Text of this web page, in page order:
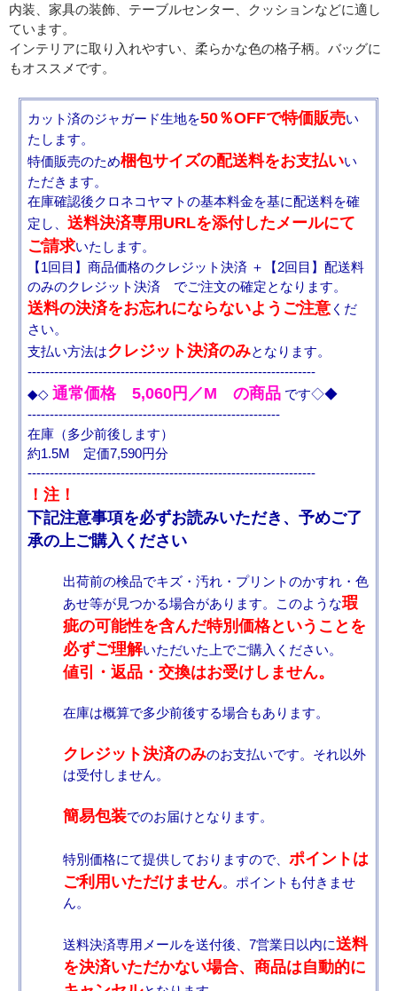
内装、家具の装飾、テーブルセンター、クッションなどに適し
ています。
インテリアに取り入れやすい、柔らかな色の格子柄。バッグに
もオススメです。
カット済のジャガード生地を50％OFFで特価販売い
たします。
特価販売のため梱包サイズの配送料をお支払いい
ただきます。
在庫確認後クロネコヤマトの基本料金を基に配送料を確
定し、 送料決済専用URLを添付したメールにて
ご請求いたします。
【1回目】商品価格のクレジット決済 ＋【2回目】配送料
のみのクレジット決済 でご注文の確定となります。
送料の決済をお忘れにならないようご注意くだ
さい。
支払い方法はクレジット決済のみとなります。
-----------------------------------------------------------------
◆◇ 通常価格 5,060円／M の商品です◇◆
---------------------------------------------------------
在庫（多少前後します）
約1.5M 定価7,590円分
-----------------------------------------------------------------
！注！
下記注意事項を必ずお読みいただき、予めご了
承の上ご購入ください
出荷前の検品でキズ・汚れ・プリントのかすれ・色
あせ等が見つかる場合があります。このような瑕
疵の可能性を含んだ特別価格ということを
必ずご理解いただいた上でご購入ください。
値引・返品・交換はお受けしません。
在庫は概算で多少前後する場合もあります。
クレジット決済のみのお支払いです。それ以外
は受付しません。
簡易包装でのお届けとなります。
特別価格にて提供しておりますので、 ポイントは
ご利用いただけません。ポイントも付きませ
ん。
送料決済専用メールを送付後、7営業日以内に送料
を決済いただかない場合、商品は自動的に